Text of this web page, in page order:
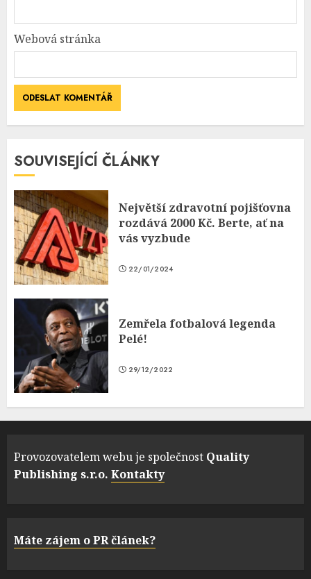
Webová stránka
SOUVISEJÍCÍ ČLÁNKY
Největší zdravotní pojišťovna
rozdává 2000 Kč. Berte, ať na
vás vyzbude
22/01/2024
Zemřela fotbalová legenda
Pelé!
29/12/2022
Provozovatelem webu je společnost Quality
Publishing s.r.o. Kontakty
Máte zájem o PR článek?